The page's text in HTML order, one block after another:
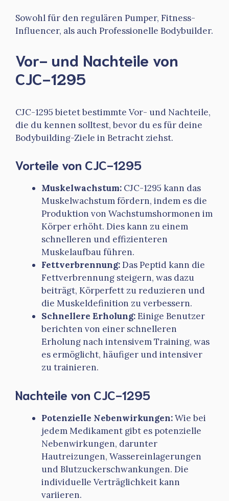
Sowohl für den regulären Pumper, Fitness-
Influencer, als auch Professionelle Bodybuilder.
Vor- und Nachteile von
CJC-1295
CJC-1295 bietet bestimmte Vor- und Nachteile,
die du kennen solltest, bevor du es für deine
Bodybuilding-Ziele in Betracht ziehst.
Vorteile von CJC-1295
Muskelwachstum: CJC-1295 kann das
Muskelwachstum fördern, indem es die
Produktion von Wachstumshormonen im
Körper erhöht. Dies kann zu einem
schnelleren und effizienteren
Muskelaufbau führen.
Fettverbrennung:Das Peptid kann die
Fettverbrennung steigern, was dazu
beiträgt, Körperfett zu reduzieren und
die Muskeldefinition zu verbessern.
Schnellere Erholung:Einige Benutzer
berichten von einer schnelleren
Erholung nach intensivem Training, was
es ermöglicht, häufiger und intensiver
zu trainieren.
Nachteile von CJC-1295
Potenzielle Nebenwirkungen:Wie bei
jedem Medikament gibt es potenzielle
Nebenwirkungen, darunter
Hautreizungen, Wassereinlagerungen
und Blutzuckerschwankungen. Die
individuelle Verträglichkeit kann
variieren.